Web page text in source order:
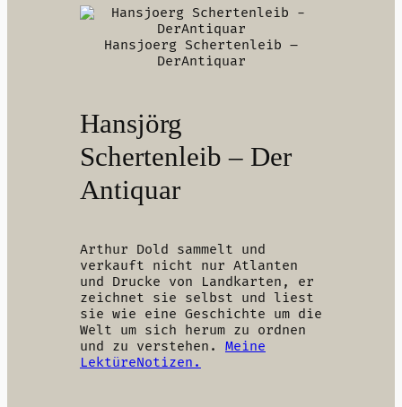
Hansjoerg Schertenleib –
DerAntiquar
Hansjörg
Schertenleib – Der
Antiquar
Arthur Dold sammelt und
verkauft nicht nur Atlanten
und Drucke von Landkarten, er
zeichnet sie selbst und liest
sie wie eine Geschichte um die
Welt um sich herum zu ordnen
und zu verstehen. Meine
LektüreNotizen.